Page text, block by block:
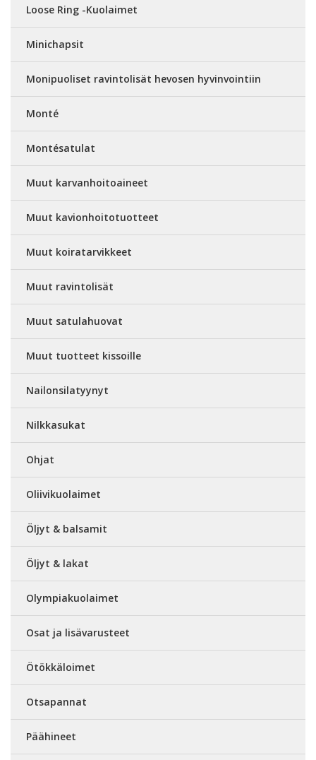
Loose Ring -Kuolaimet
Minichapsit
Monipuoliset ravintolisät hevosen hyvinvointiin
Monté
Montésatulat
Muut karvanhoitoaineet
Muut kavionhoitotuotteet
Muut koiratarvikkeet
Muut ravintolisät
Muut satulahuovat
Muut tuotteet kissoille
Nailonsilatyynyt
Nilkkasukat
Ohjat
Oliivikuolaimet
Öljyt & balsamit
Öljyt & lakat
Olympiakuolaimet
Osat ja lisävarusteet
Ötökkäloimet
Otsapannat
Päähineet